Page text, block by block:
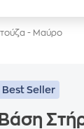
- Μαύρο
Best Seller
Βάση